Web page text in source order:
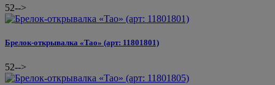
52-->
Брелок-открывалка «Tao» (арт: 11801801)
52-->